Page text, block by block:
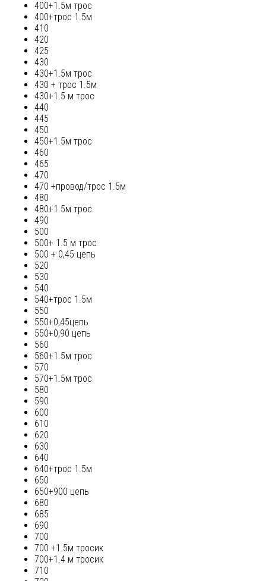
400+1.5м трос
400+трос 1.5м
410
420
425
430
430+1.5м трос
430 + трос 1.5м
430+1.5 м трос
440
445
450
450+1.5м трос
460
465
470
470 +провод/трос 1.5м
480
480+1.5м трос
490
500
500+ 1.5 м трос
500 + 0,45 цепь
520
530
540
540+трос 1.5м
550
550+0,45цепь
550+0,90 цепь
560
560+1.5м трос
570
570+1.5м трос
580
590
600
610
620
630
640
640+трос 1.5м
650
650+900 цепь
680
685
690
700
700 +1.5м тросик
700+1.4 м тросик
710